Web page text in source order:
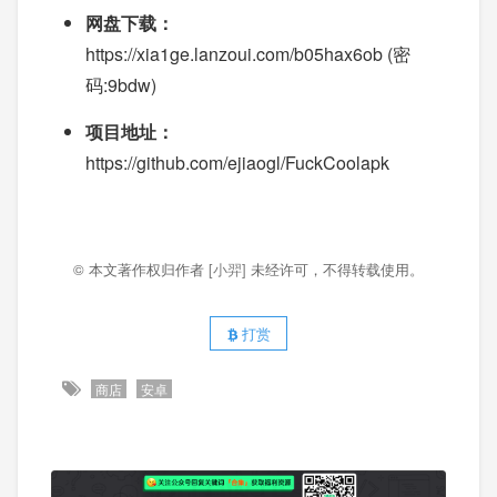
网盘下载：
https://xia1ge.lanzoui.com/b05hax6ob (密
码:9bdw)
项目地址：
https://github.com/ejiaogl/FuckCoolapk
© 本文著作权归作者 [小羿] 未经许可，不得转载使用。
打赏
商店 安卓